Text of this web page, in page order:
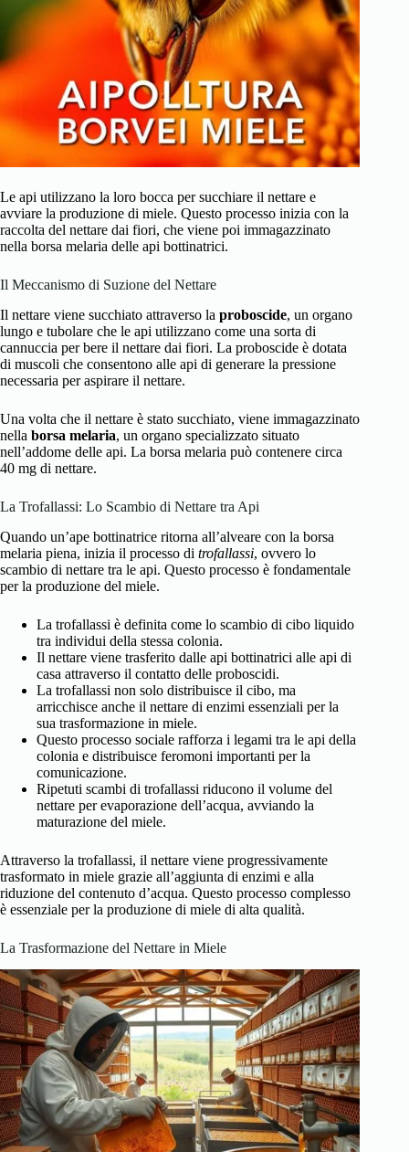
Le api utilizzano la loro bocca per succhiare il nettare e
avviare la produzione di miele. Questo processo inizia con la
raccolta del nettare dai fiori, che viene poi immagazzinato
nella borsa melaria delle api bottinatrici.
Il Meccanismo di Suzione del Nettare
Il nettare viene succhiato attraverso la proboscide, un organo
lungo e tubolare che le api utilizzano come una sorta di
cannuccia per bere il nettare dai fiori. La proboscide è dotata
di muscoli che consentono alle api di generare la pressione
necessaria per aspirare il nettare.
Una volta che il nettare è stato succhiato, viene immagazzinato
nella borsa melaria, un organo specializzato situato
nell’addome delle api. La borsa melaria può contenere circa
40 mg di nettare.
La Trofallassi: Lo Scambio di Nettare tra Api
Quando un’ape bottinatrice ritorna all’alveare con la borsa
melaria piena, inizia il processo di trofallassi, ovvero lo
scambio di nettare tra le api. Questo processo è fondamentale
per la produzione del miele.
La trofallassi è definita come lo scambio di cibo liquido
tra individui della stessa colonia.
Il nettare viene trasferito dalle api bottinatrici alle api di
casa attraverso il contatto delle proboscidi.
La trofallassi non solo distribuisce il cibo, ma
arricchisce anche il nettare di enzimi essenziali per la
sua trasformazione in miele.
Questo processo sociale rafforza i legami tra le api della
colonia e distribuisce feromoni importanti per la
comunicazione.
Ripetuti scambi di trofallassi riducono il volume del
nettare per evaporazione dell’acqua, avviando la
maturazione del miele.
Attraverso la trofallassi, il nettare viene progressivamente
trasformato in miele grazie all’aggiunta di enzimi e alla
riduzione del contenuto d’acqua. Questo processo complesso
è essenziale per la produzione di miele di alta qualità.
La Trasformazione del Nettare in Miele